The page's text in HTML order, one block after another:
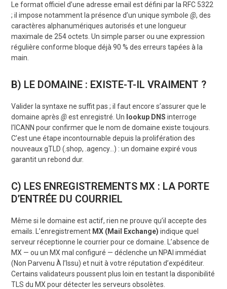
Le format officiel d’une adresse email est défini par la RFC 5322
; il impose notamment la présence d’un unique symbole@, des
caractères alphanumériques autorisés et une longueur
maximale de 254 octets. Un simple parser ou une expression
régulière conforme bloque déjà 90 % des erreurs tapées à la
main.
B) LE DOMAINE : EXISTE-T-IL VRAIMENT ?
Valider la syntaxe ne suffit pas ; il faut encore s’assurer que le
domaine après@est enregistré. Un lookup DNS interroge
l’ICANN pour confirmer que le nom de domaine existe toujours.
C’est une étape incontournable depuis la prolifération des
nouveaux gTLD (.shop, .agency…) : un domaine expiré vous
garantit un rebond dur.
C) LES ENREGISTREMENTS MX : LA PORTE
D’ENTRÉE DU COURRIEL
Même si le domaine est actif, rien ne prouve qu’il accepte des
emails. L’enregistrement MX (Mail Exchange) indique quel
serveur réceptionne le courrier pour ce domaine. L’absence de
MX — ou un MX mal configuré — déclenche un NPAI immédiat
(Non Parvenu À l’Issu) et nuit à votre réputation d’expéditeur.
Certains validateurs poussent plus loin en testant la disponibilité
TLS du MX pour détecter les serveurs obsolètes.